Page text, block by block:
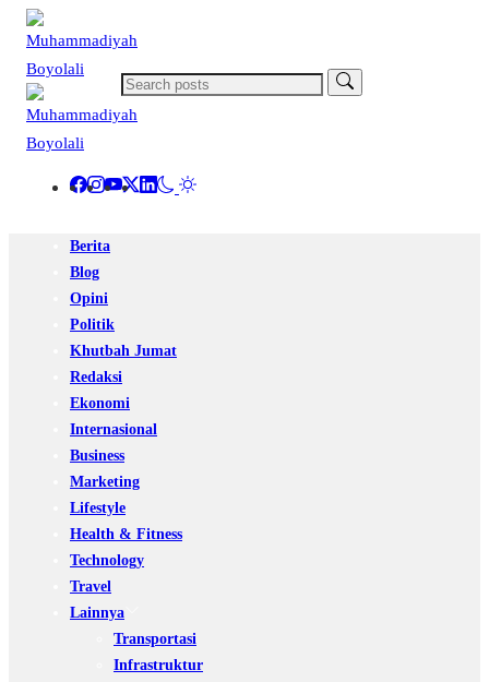
Berita
Blog
Opini
Politik
Khutbah Jumat
Redaksi
Ekonomi
Internasional
Business
Marketing
Lifestyle
Health & Fitness
Technology
Travel
Lainnya
Transportasi
Infrastruktur